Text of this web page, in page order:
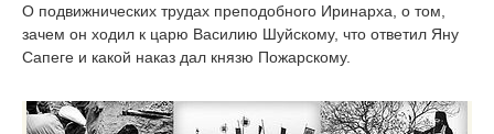
О подвижнических трудах преподобного Иринарха, о том,
зачем он ходил к царю Василию Шуйскому, что ответил Яну
Сапеге и какой наказ дал князю Пожарскому.